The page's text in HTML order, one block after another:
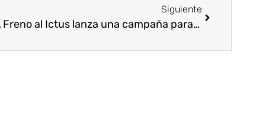
social
Siguiente
Freno al Ictus lanza una campaña para controlar la hipertensión como prevención del ictus